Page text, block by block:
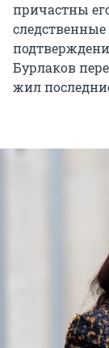
причастны
Бурлаков
жил